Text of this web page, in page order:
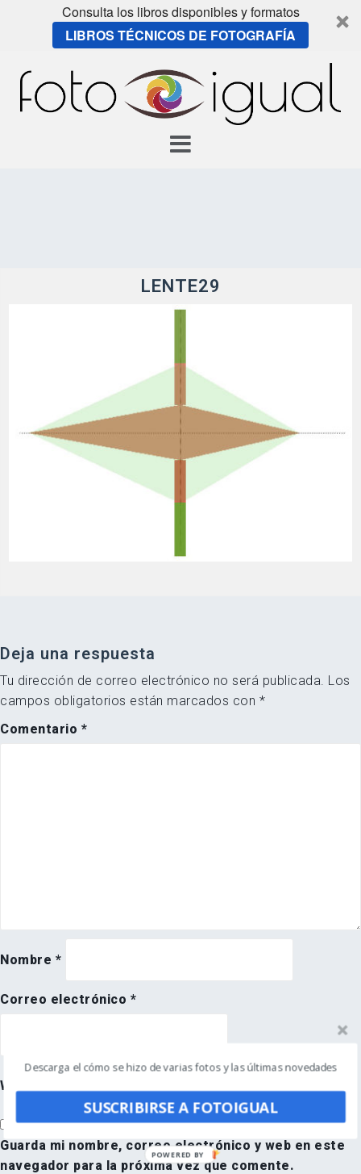
Consulta los libros disponibles y formatos
LIBROS TÉCNICOS DE FOTOGRAFÍA
content
LENTE29
Deja una respuesta
Tu dirección de correo electrónico no será publicada. Los
campos obligatorios están marcados con *
Comentario *
Nombre *
Correo electrónico *
Web
Guarda mi nombre, correo electrónico y web en este
navegador para la próxima vez que comente.
Descarga el cómo se hizo de varias fotos y las últimas novedades
SUSCRIBIRSE A FOTOIGUAL
POWERED BY